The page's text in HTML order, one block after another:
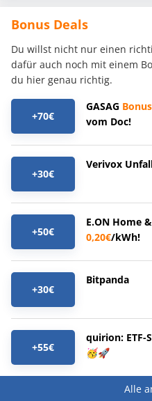
Bonus Deals
Du willst nicht nur einen
dafür auch noch mit einem
du hier genau richtig.
+70€
GASAG Bonus
vom Doc!
+30€
Verivox
+50€
E.ON Home
0,20€/kWh!
+30€
Bitpanda
+55€
quirion: ETF-
🥳🚀
Alle